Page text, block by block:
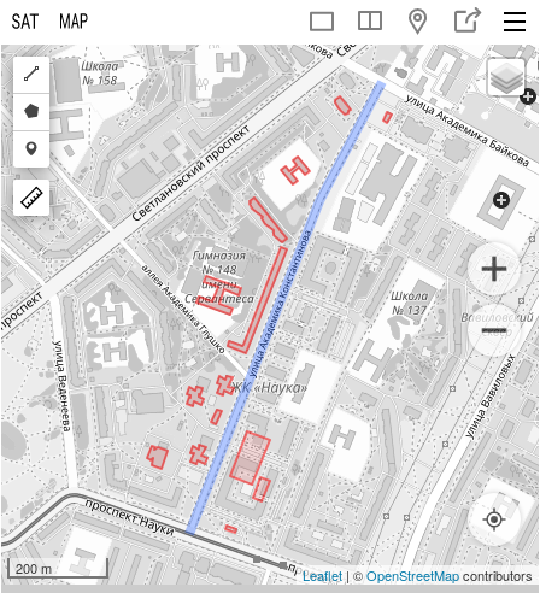
Draw
a
polyline
Draw
a
polygon
Draw
a
marker
200 m Leaflet| ©OpenStreetMapcontributors